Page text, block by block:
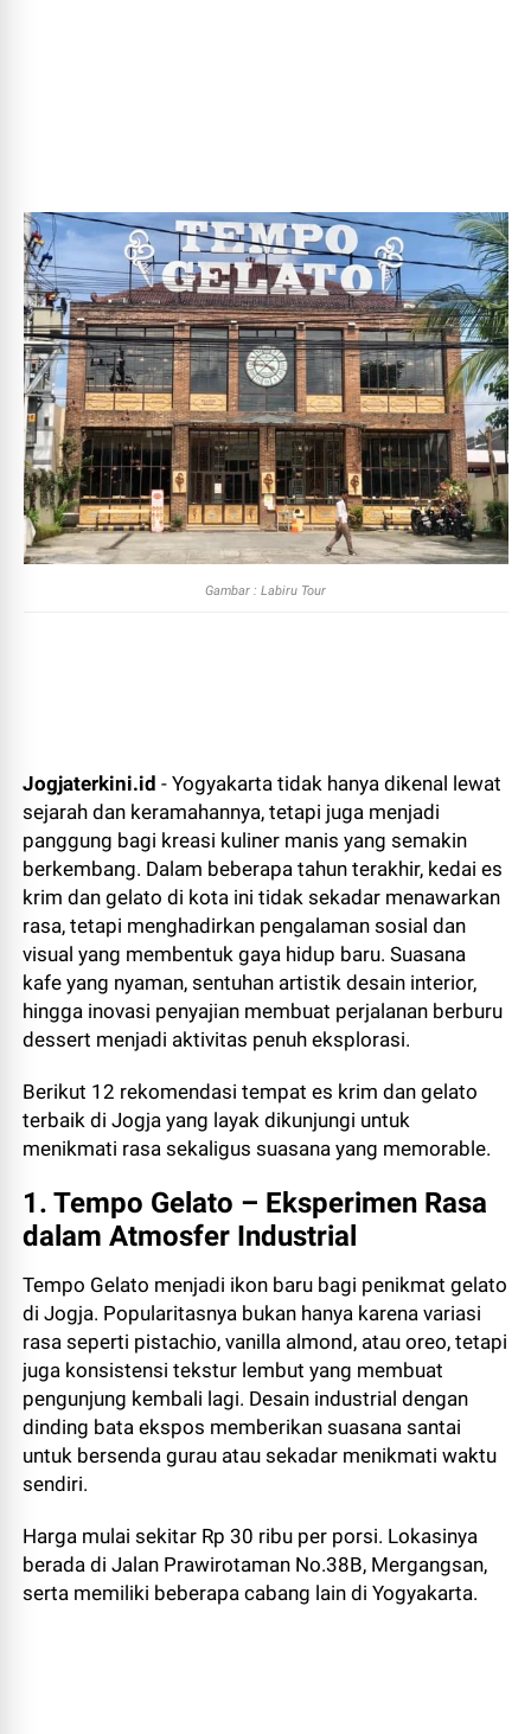
Gambar : Labiru Tour
Jogjaterkini.id - Yogyakarta tidak hanya dikenal lewat
sejarah dan keramahannya, tetapi juga menjadi
panggung bagi kreasi kuliner manis yang semakin
berkembang. Dalam beberapa tahun terakhir, kedai es
krim dan gelato di kota ini tidak sekadar menawarkan
rasa, tetapi menghadirkan pengalaman sosial dan
visual yang membentuk gaya hidup baru. Suasana
kafe yang nyaman, sentuhan artistik desain interior,
hingga inovasi penyajian membuat perjalanan berburu
dessert menjadi aktivitas penuh eksplorasi.
Berikut 12 rekomendasi tempat es krim dan gelato
terbaik di Jogja yang layak dikunjungi untuk
menikmati rasa sekaligus suasana yang memorable.
1. Tempo Gelato – Eksperimen Rasa
dalam Atmosfer Industrial
Tempo Gelato menjadi ikon baru bagi penikmat gelato
di Jogja. Popularitasnya bukan hanya karena variasi
rasa seperti pistachio, vanilla almond, atau oreo, tetapi
juga konsistensi tekstur lembut yang membuat
pengunjung kembali lagi. Desain industrial dengan
dinding bata ekspos memberikan suasana santai
untuk bersenda gurau atau sekadar menikmati waktu
sendiri.
Harga mulai sekitar Rp 30 ribu per porsi. Lokasinya
berada di Jalan Prawirotaman No.38B, Mergangsan,
serta memiliki beberapa cabang lain di Yogyakarta.